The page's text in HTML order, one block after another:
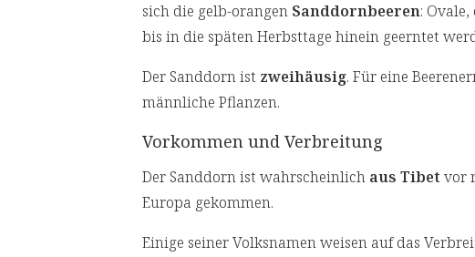
sich die gelb-orangen Sanddornbeeren:
bis in die späten Herbsttage hinein geerntet
Der Sanddorn ist zweihäusig. Für eine
männliche Pflanzen.
Vorkommen und Verbreitung
Der Sanddorn ist wahrscheinlich aus Tibet vor
Europa gekommen.
Einige seiner Volksnamen weisen auf das